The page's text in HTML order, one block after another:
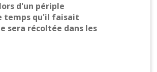
d'un périple
temps qu'il faisait
sera récoltée dans les